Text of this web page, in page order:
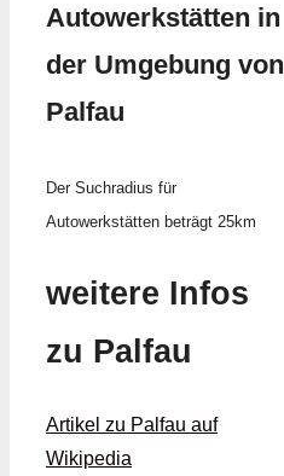
Autowerkstätten in
der Umgebung von
Palfau
Der Suchradius für
Autowerkstätten beträgt 25km
weitere Infos
zu Palfau
Artikel zu Palfau auf
Wikipedia